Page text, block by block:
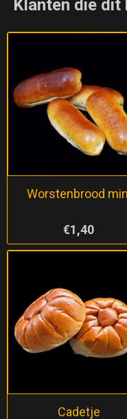
Klanten die
Worstenbrood
€1,40
Cadetje